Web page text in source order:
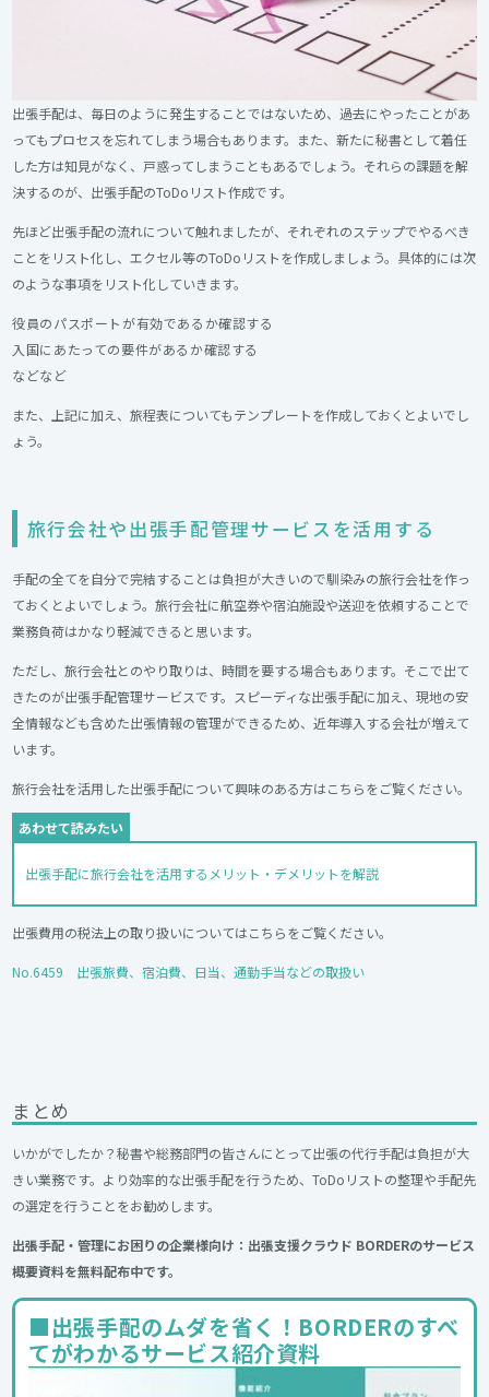
出張手配は、毎日のように発生することではないため、過去にやったことがあ
ってもプロセスを忘れてしまう場合もあります。また、新たに秘書として着任
した方は知見がなく、戸惑ってしまうこともあるでしょう。それらの課題を解
決するのが、出張手配のToDoリスト作成です。
先ほど出張手配の流れについて触れましたが、それぞれのステップでやるべき
ことをリスト化し、エクセル等のToDoリストを作成しましょう。具体的には次
のような事項をリスト化していきます。
役員のパスポートが有効であるか確認する
入国にあたっての要件があるか確認する
などなど
また、上記に加え、旅程表についてもテンプレートを作成しておくとよいでし
ょう。
旅行会社や出張手配管理サービスを活用する
手配の全てを自分で完結することは負担が大きいので馴染みの旅行会社を作っ
ておくとよいでしょう。旅行会社に航空券や宿泊施設や送迎を依頼することで
業務負荷はかなり軽減できると思います。
ただし、旅行会社とのやり取りは、時間を要する場合もあります。そこで出て
きたのが出張手配管理サービスです。スピーディな出張手配に加え、現地の安
全情報なども含めた出張情報の管理ができるため、近年導入する会社が増えて
います。
旅行会社を活用した出張手配について興味のある方はこちらをご覧ください。
出張手配に旅行会社を活用するメリット・デメリットを解説
出張費用の税法上の取り扱いについてはこちらをご覧ください。
No.6459 出張旅費、宿泊費、日当、通勤手当などの取扱い
まとめ
いかがでしたか？秘書や総務部門の皆さんにとって出張の代行手配は負担が大
きい業務です。より効率的な出張手配を行うため、ToDoリストの整理や手配先
の選定を行うことをお勧めします。
出張手配・管理にお困りの企業様向け：出張支援クラウド BORDERのサービス
概要資料を無料配布中です。
■出張手配のムダを省く！BORDERのすべ
てがわかるサービス紹介資料